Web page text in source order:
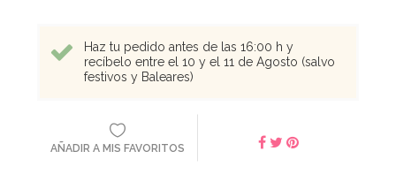
Haz tu pedido antes de las 16:00 h y
recíbelo entre el 10 y el 11 de Agosto (salvo
festivos y Baleares)
AÑADIR A MIS FAVORITOS